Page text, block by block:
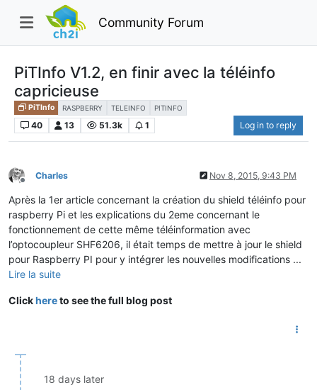
Community Forum
PiTInfo V1.2, en finir avec la téléinfo
capricieuse
PiTInfo RASPBERRY TELEINFO PITINFO
40 13 51.3k 1 Log in to reply
Offline
Charles Nov 8, 2015, 9:43 PM
Après la 1er article concernant la création du shield téléinfo pour
raspberry Pi et les explications du 2eme concernant le
fonctionnement de cette même téléinformation avec
l’optocoupleur SHF6206, il était temps de mettre à jour le shield
pour Raspberry PI pour y intégrer les nouvelles modifications ...
Lire la suite
Clickhereto see the full blog post
18 days later